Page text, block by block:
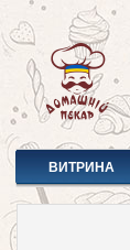
ВИТРИНА